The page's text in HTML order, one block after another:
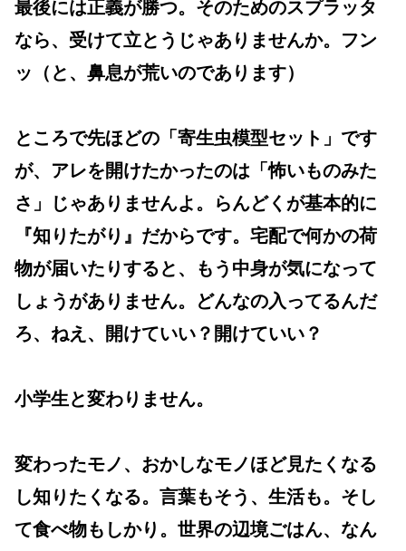
最後には正義が勝つ。そのためのスプラッタ
なら、受けて立とうじゃありませんか。フン
ッ（と、鼻息が荒いのであります）
ところで先ほどの「寄生虫模型セット」です
が、アレを開けたかったのは「怖いものみた
さ」じゃありませんよ。らんどくが基本的に
『知りたがり』だからです。宅配で何かの荷
物が届いたりすると、もう中身が気になって
しょうがありません。どんなの入ってるんだ
ろ、ねえ、開けていい？開けていい？
小学生と変わりません。
変わったモノ、おかしなモノほど見たくなる
し知りたくなる。言葉もそう、生活も。そし
て食べ物もしかり。世界の辺境ごはん、なん